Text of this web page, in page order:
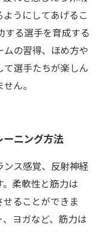
うにしてあげるこ
する選手を育成する
ムの習得、ほめ方や
て選手たちが楽しん
ん。
ーニング方法
ンス感覚、反射神経
柔軟性と筋力は
ることができま
ヨガなど、筋力は